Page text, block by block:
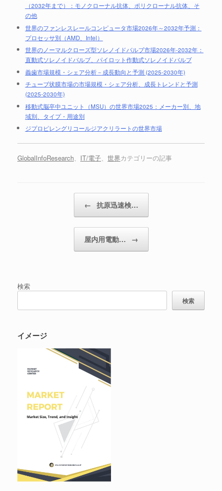
（2032年まで）：モノクローナル抗体、ポリクローナル抗体、そ
の他
世界のファンレスレールコンピュータ市場2026年～2032年予測：
プロセッサ別（AMD、Intel）
世界のノーマルクローズ型ソレノイドバルブ市場2026年-2032年：
直動式ソレノイドバルブ、パイロット作動式ソレノイドバルブ
義歯市場規模・シェア分析－成長動向と予測 (2025-2030年)
チューブ状膜市場の市場規模・シェア分析、成長トレンドと予測
(2025-2030年)
移動式脳卒中ユニット（MSU）の世界市場2025：メーカー別、地
域別、タイプ・用途別
ジプロピレングリコールジアクリラートの世界市場
GlobalInfoResearch、 IT/電子、 世界カテゴリーの記事
← 抗原迅速検…
屋内用電動… →
検索
検索
イメージ